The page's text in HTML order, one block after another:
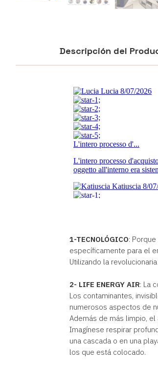
Descripción del
1-TECNOLÓGICO:
específicamente para el
Utilizando la
2- LIFE ENERGY AIR: La
Los contaminantes,
numerosos aspectos de
Además de más limpio,
Imagínese respirar
una cascada o en una
los que está colocado.